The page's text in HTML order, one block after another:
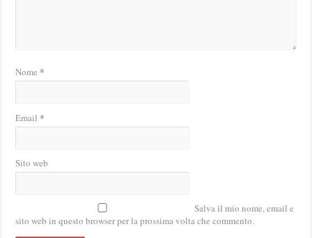
Nome *
Email *
Sito web
Salva il mio nome, email e
sito web in questo browser per la prossima volta che commento.